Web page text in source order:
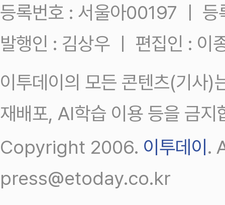
등록번호 : 서울아00197 ㅣ
발행인 : 김상우 ㅣ 편집인 : 이
이투데이의 모든 콘텐츠(기사)
재배포, AI학습 이용 등을 금지
Copyright 2006. 이투데이.
press@etoday.co.kr